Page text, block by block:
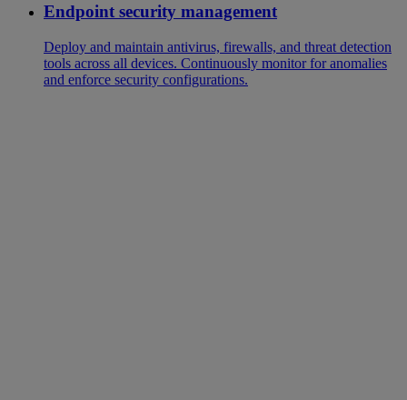
Endpoint security management
Deploy and maintain antivirus, firewalls, and threat detection
tools across all devices. Continuously monitor for anomalies
and enforce security configurations.